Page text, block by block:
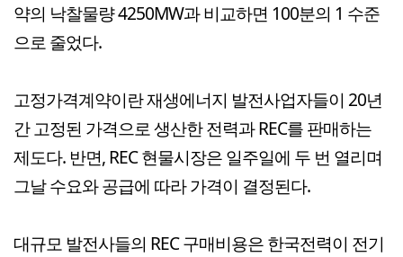
약의 낙찰물량 4250MW과 비교하면 100분의 1 수준
으로 줄었다.
고정가격계약이란 재생에너지 발전사업자들이 20년
간 고정된 가격으로 생산한 전력과 REC를 판매하는
제도다. 반면, REC 현물시장은 일주일에 두 번 열리며
그날 수요와 공급에 따라 가격이 결정된다.
대규모 발전사들의 REC 구매비용은 한국전력이 전기